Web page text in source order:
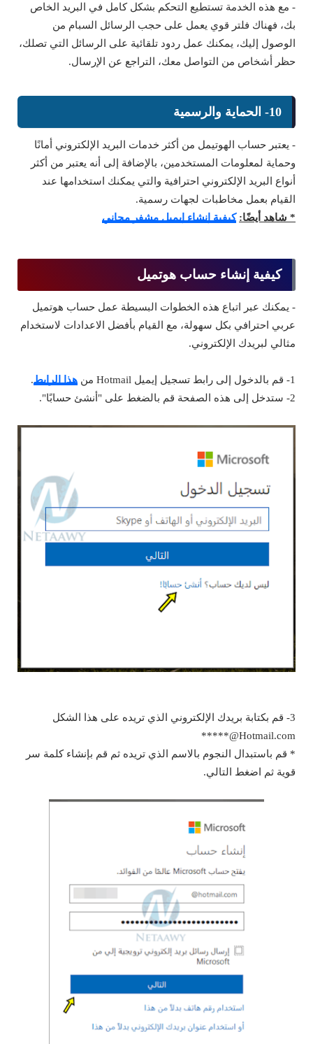
- مع هذه الخدمة تستطيع التحكم بشكل كامل في البريد الخاص
بك، فهناك فلتر قوي يعمل على حجب الرسائل السبام من
الوصول إليك، يمكنك عمل ردود تلقائية على الرسائل التي تصلك،
حظر أشخاص من التواصل معك، التراجع عن الإرسال.
10- الحماية والرسمية
- يعتبر حساب الهوتيمل من أكثر خدمات البريد الإلكتروني أمانًا
وحماية لمعلومات المستخدمين، بالإضافة إلى أنه يعتبر من أكثر
أنواع البريد الإلكتروني احترافية والتي يمكنك استخدامها عند
القيام بعمل مخاطبات لجهات رسمية.
* شاهد أيضًا: كيفية إنشاء إيميل مشفر مجاني
كيفية إنشاء حساب هوتميل
- يمكنك عبر اتباع هذه الخطوات البسيطة عمل حساب هوتميل
عربي احترافي بكل سهولة، مع القيام بأفضل الاعدادات لاستخدام
مثالي لبريدك الإلكتروني.
1- قم بالدخول إلى رابط تسجيل إيميل Hotmail من هذا الرابط.
2- ستدخل إلى هذه الصفحة قم بالضغط على "أنشئ حسابًا".
3- قم بكتابة بريدك الإلكتروني الذي تريده على هذا الشكل
Hotmail.com@*****
* قم باستبدال النجوم بالاسم الذي تريده ثم قم بإنشاء كلمة سر
قوية ثم اضغط التالي.